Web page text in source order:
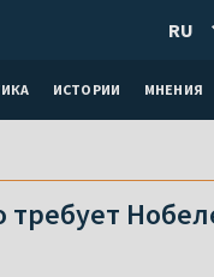
ИСТОРИИ МНЕНИЯ
RU